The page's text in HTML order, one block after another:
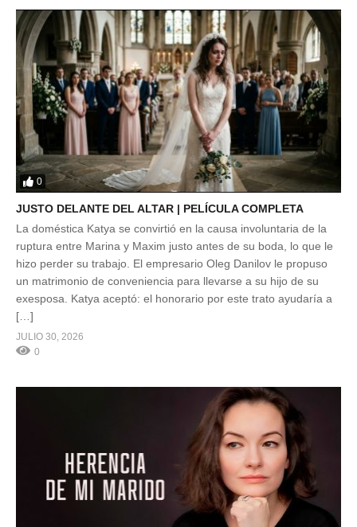
0
JUSTO DELANTE DEL ALTAR | PELÍCULA COMPLETA
La doméstica Katya se convirtió en la causa involuntaria de la
ruptura entre Marina y Maxim justo antes de su boda, lo que le
hizo perder su trabajo. El empresario Oleg Danilov le propuso
un matrimonio de conveniencia para llevarse a su hijo de su
exesposa. Katya aceptó: el honorario por este trato ayudaría a
[…]
JULIO 30, 2026
0